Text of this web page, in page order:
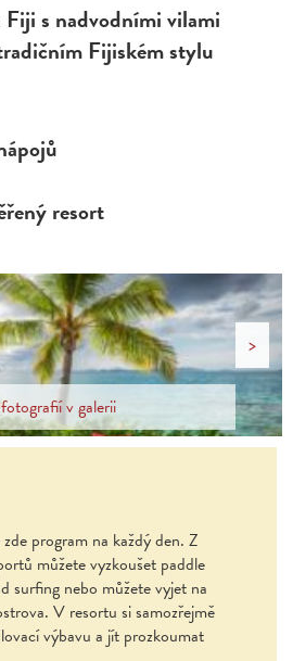
s nadvodními vilami
Fijiském stylu
resort
>
v galerii
program na každý den. Z
můžete vyzkoušet paddle
surfing nebo můžete vyjet na
V resortu si samozřejmě
výbavu a jít prozkoumat